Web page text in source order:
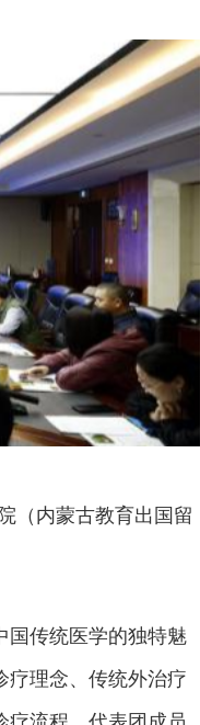
（内蒙古教育出国留
国传统医学的独特魅
疗理念、传统外治疗